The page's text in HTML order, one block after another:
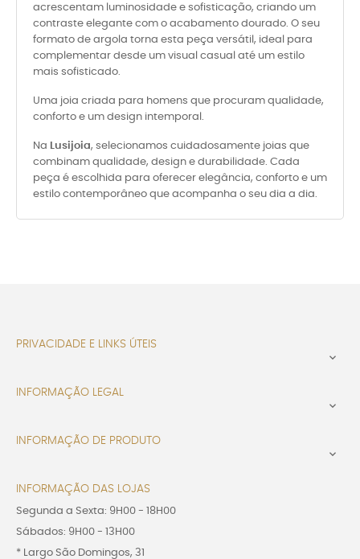
acrescentam luminosidade e sofisticação, criando um
contraste elegante com o acabamento dourado. O seu
formato de argola torna esta peça versátil, ideal para
complementar desde um visual casual até um estilo
mais sofisticado.
Uma joia criada para homens que procuram qualidade,
conforto e um design intemporal.
Na Lusijoia, selecionamos cuidadosamente joias que
combinam qualidade, design e durabilidade. Cada
peça é escolhida para oferecer elegância, conforto e um
estilo contemporâneo que acompanha o seu dia a dia.
PRIVACIDADE E LINKS ÚTEIS

INFORMAÇÃO LEGAL

INFORMAÇÃO DE PRODUTO

INFORMAÇÃO DAS LOJAS
Segunda a Sexta: 9H00 - 18H00
Sábados: 9H00 - 13H00
* Largo São Domingos, 31